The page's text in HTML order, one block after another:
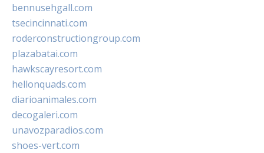
bennusehgall.com
tsecincinnati.com
roderconstructiongroup.com
plazabatai.com
hawkscayresort.com
hellonquads.com
diarioanimales.com
decogaleri.com
unavozparadios.com
shoes-vert.com